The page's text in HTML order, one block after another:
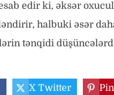
edir ki, əksər
halbuki əsər
tənqidi
X Twitter